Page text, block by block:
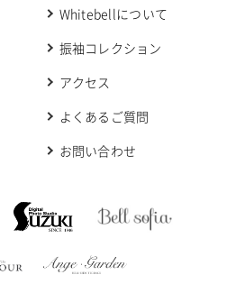
Whitebellについて
振袖コレクション
アクセス
よくあるご質問
お問い合わせ